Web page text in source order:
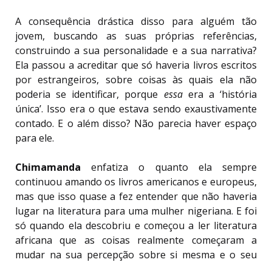
A consequência drástica disso para alguém tão
jovem, buscando as suas próprias referências,
construindo a sua personalidade e a sua narrativa?
Ela passou a acreditar que só haveria livros escritos
por estrangeiros, sobre coisas às quais ela não
poderia se identificar, porque essa era a ‘história
única’. Isso era o que estava sendo exaustivamente
contado. E o além disso? Não parecia haver espaço
para ele.
Chimamanda enfatiza o quanto ela sempre
continuou amando os livros americanos e europeus,
mas que isso quase a fez entender que não haveria
lugar na literatura para uma mulher nigeriana. E foi
só quando ela descobriu e começou a ler literatura
africana que as coisas realmente começaram a
mudar na sua percepção sobre si mesma e o seu